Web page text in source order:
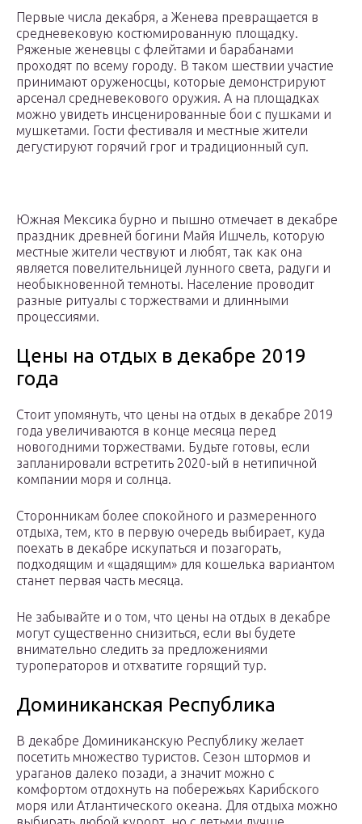
Первые числа декабря, а Женева превращается в
средневековую костюмированную площадку.
Ряженые женевцы с флейтами и барабанами
проходят по всему городу. В таком шествии участие
принимают оруженосцы, которые демонстрируют
арсенал средневекового оружия. А на площадках
можно увидеть инсценированные бои с пушками и
мушкетами. Гости фестиваля и местные жители
дегустируют горячий грог и традиционный суп.
Южная Мексика бурно и пышно отмечает в декабре
праздник древней богини Майя Ишчель, которую
местные жители чествуют и любят, так как она
является повелительницей лунного света, радуги и
необыкновенной темноты. Население проводит
разные ритуалы с торжествами и длинными
процессиями.
Цены на отдых в декабре 2019
года
Стоит упомянуть, что цены на отдых в декабре 2019
года увеличиваются в конце месяца перед
новогодними торжествами. Будьте готовы, если
запланировали встретить 2020-ый в нетипичной
компании моря и солнца.
Сторонникам более спокойного и размеренного
отдыха, тем, кто в первую очередь выбирает, куда
поехать в декабре искупаться и позагорать,
подходящим и «щадящим» для кошелька вариантом
станет первая часть месяца.
Не забывайте и о том, что цены на отдых в декабре
могут существенно снизиться, если вы будете
внимательно следить за предложениями
туроператоров и отхватите горящий тур.
Доминиканская Республика
В декабре Доминиканскую Республику желает
посетить множество туристов. Сезон штормов и
ураганов далеко позади, а значит можно с
комфортом отдохнуть на побережьях Карибского
моря или Атлантического океана. Для отдыха можно